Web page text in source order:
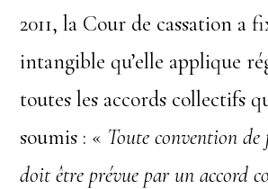
2011, la Cour de cassation a
intangible qu’elle applique
toutes les accords collectifs
soumis : « Toute convention
doit être prévue par un accord